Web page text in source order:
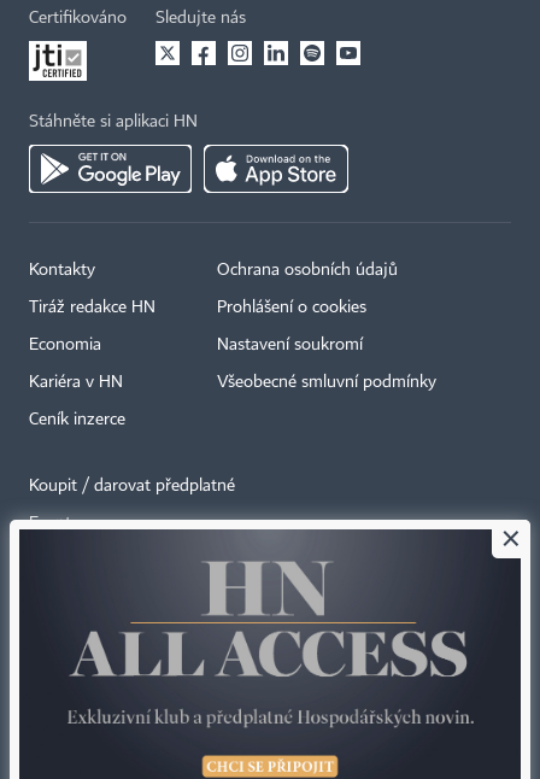
Certifikováno Sledujte nás
Stáhněte si aplikaci HN
Kontakty
Tiráž redakce HN
Economia
Kariéra v HN
Ceník inzerce
Ochrana osobních údajů
Prohlášení o cookies
Nastavení soukromí
Všeobecné smluvní podmínky
Koupit / darovat předplatné
Eventy
zakázáno jakékoli užití částí nebo celku díla, zejména rozmnožování a šíření
jakýmkoli způsobem, mechanickým nebo elektronickým, v českém nebo
jiném jazyce. Bez souhlasu vydavatele je zakázáno též rozmnožování
obsahu pro účely automatizované analýzy textů nebo dat
×